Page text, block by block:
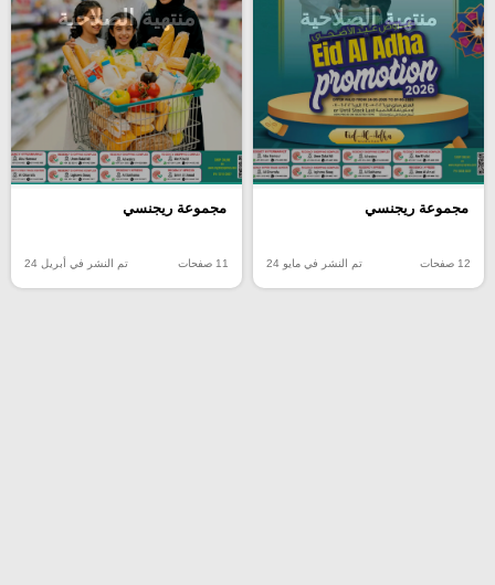
منتهية الصلاحية
مجموعة ريجنسي
12 صفحات تم النشر في مايو 24
منتهية الصلاحية
مجموعة ريجنسي
11 صفحات تم النشر في أبريل 24